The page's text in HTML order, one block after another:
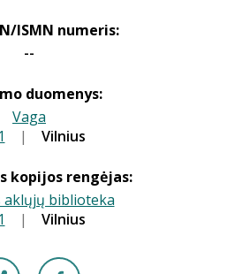
ISMN numeris:
--
duomenys:
Vaga
| Vilnius
kopijos rengėjas:
aklųjų biblioteka
| Vilnius